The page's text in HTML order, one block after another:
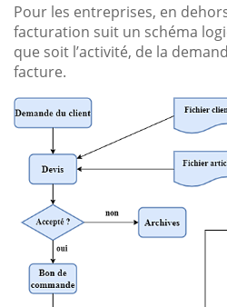
Pour les entreprises, en
facturation suit un schéma
que soit l’activité, de la
facture.